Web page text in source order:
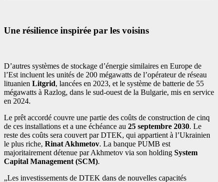
Une résilience inspirée par les voisins
D’autres systèmes de stockage d’énergie similaires en Europe de
l’Est incluent les unités de 200 mégawatts de l’opérateur de réseau
lituanien Litgrid, lancées en 2023, et le système de batterie de 55
mégawatts à Razlog, dans le sud-ouest de la Bulgarie, mis en service
en 2024.
Le prêt accordé couvre une partie des coûts de construction de cinq
de ces installations et a une échéance au 25 septembre 2030. Le
reste des coûts sera couvert par DTEK, qui appartient à l’Ukrainien
le plus riche, Rinat Akhmetov. La banque PUMB est
majoritairement détenue par Akhmetov via son holding System
Capital Management (SCM).
„Les investissements de DTEK dans de nouvelles capacités